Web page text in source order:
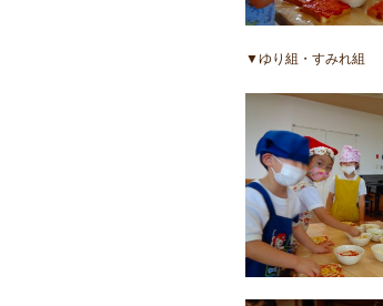
▼ゆり組・すみれ組